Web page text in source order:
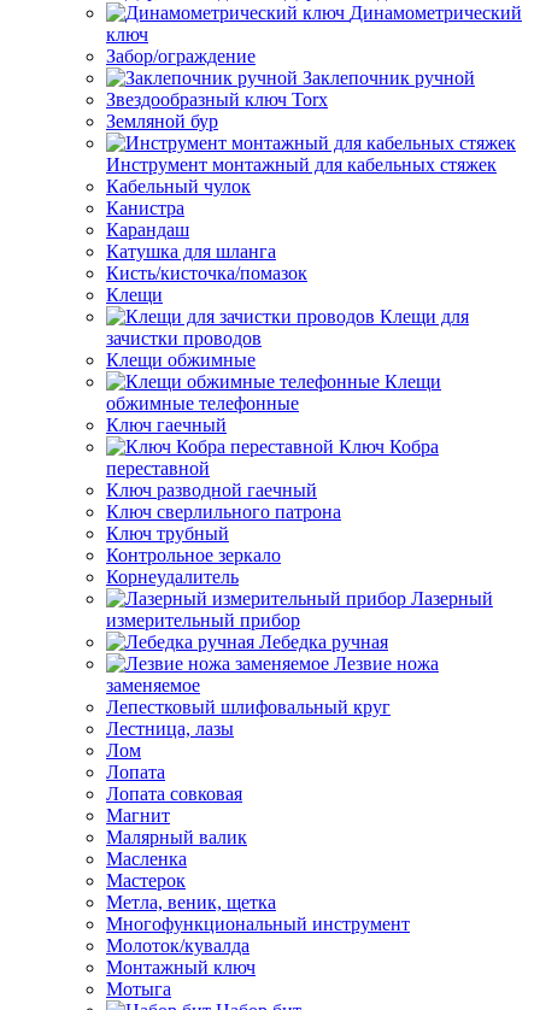
Динамометрический
ключ
Забор/ограждение
Заклепочник ручной
Звездообразный ключ Torx
Земляной бур
Инструмент монтажный для кабельных стяжек
Кабельный чулок
Канистра
Карандаш
Катушка для шланга
Кисть/кисточка/помазок
Клещи
Клещи для
зачистки проводов
Клещи обжимные
Клещи
обжимные телефонные
Ключ гаечный
Ключ Кобра
переставной
Ключ разводной гаечный
Ключ сверлильного патрона
Ключ трубный
Контрольное зеркало
Корнеудалитель
Лазерный
измерительный прибор
Лебедка ручная
Лезвие ножа
заменяемое
Лепестковый шлифовальный круг
Лестница, лазы
Лом
Лопата
Лопата совковая
Магнит
Малярный валик
Масленка
Мастерок
Метла, веник, щетка
Многофункциональный инструмент
Молоток/кувалда
Монтажный ключ
Мотыга